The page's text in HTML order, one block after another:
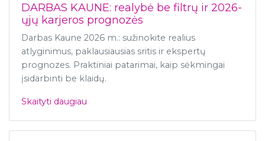
DARBAS KAUNE: realybė be filtrų ir 2026-
ųjų karjeros prognozės
Darbas Kaune 2026 m.: sužinokite realius
atlyginimus, paklausiausias sritis ir ekspertų
prognozes. Praktiniai patarimai, kaip sėkmingai
įsidarbinti be klaidų.
Skaityti daugiau